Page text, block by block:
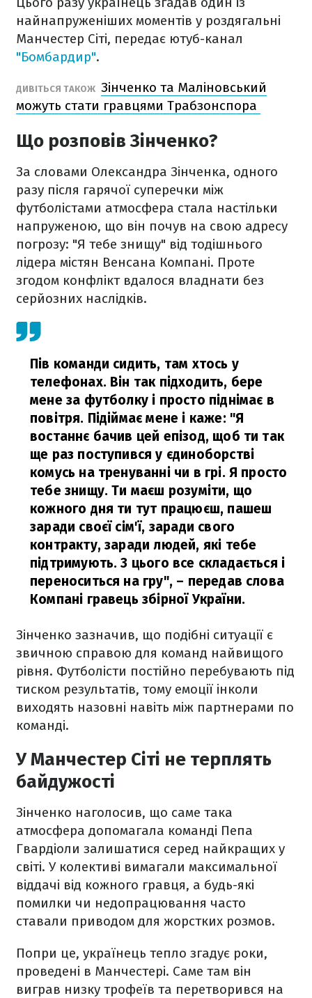
найнапруженіших моментів у роздягальні
Манчестер Сіті, передає ютуб-канал
"Бомбардир".
ДИВІТЬСЯ ТАКОЖ Зінченко та Маліновський
можуть стати гравцями Трабзонспора
Що розповів Зінченко?
За словами Олександра Зінченка, одного
разу після гарячої суперечки між
футболістами атмосфера стала настільки
напруженою, що він почув на свою адресу
погрозу: "Я тебе знищу" від тодішнього
лідера містян Венсана Компані. Проте
згодом конфлікт вдалося владнати без
серйозних наслідків.
Пів команди сидить, там хтось у
телефонах. Він так підходить, бере
мене за футболку і просто піднімає в
повітря. Підіймає мене і каже: "Я
востаннє бачив цей епізод, щоб ти так
ще раз поступився у єдиноборстві
комусь на тренуванні чи в грі. Я просто
тебе знищу. Ти маєш розуміти, що
кожного дня ти тут працюєш, пашеш
заради своєї сім'ї, заради свого
контракту, заради людей, які тебе
підтримують. З цього все складається і
переноситься на гру", – передав слова
Компані гравець збірної України.
Зінченко зазначив, що подібні ситуації є
звичною справою для команд найвищого
рівня. Футболісти постійно перебувають під
тиском результатів, тому емоції інколи
виходять назовні навіть між партнерами по
команді.
У Манчестер Сіті не терплять
байдужості
Зінченко наголосив, що саме така
атмосфера допомагала команді Пепа
Гвардіоли залишатися серед найкращих у
світі. У колективі вимагали максимальної
віддачі від кожного гравця, а будь-які
помилки чи недопрацювання часто
ставали приводом для жорстких розмов.
Попри це, українець тепло згадує роки,
проведені в Манчестері. Саме там він
виграв низку трофеїв та перетворився на